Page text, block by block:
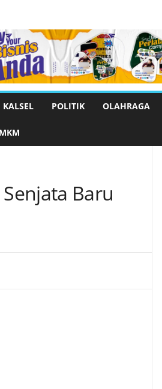
KALSEL POLITIK OLAHRAGA
Baru